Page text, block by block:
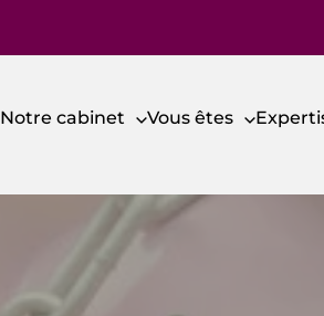
Notre cabinet Vous êtes